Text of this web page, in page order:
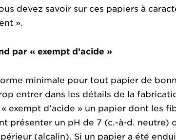
devez savoir sur ces papiers à
».
par « exempt d’acide »
minimale pour tout papier de
entrer dans les détails de la
exempt d’acide » un papier dont les
présenter un pH de 7 (c.-à-d. neutre)
(alcalin). Si un papier a été